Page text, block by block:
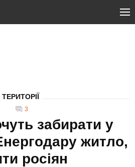
3
забирати у
житло,
росіян